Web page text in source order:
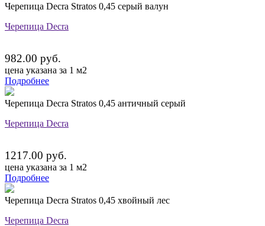
Черепица Decra Stratos 0,45 серый валун
Черепица Decra
982.00 руб.
цена указана за 1 м2
Подробнее
Черепица Decra Stratos 0,45 античный серый
Черепица Decra
1217.00 руб.
цена указана за 1 м2
Подробнее
Черепица Decra Stratos 0,45 хвойный лес
Черепица Decra